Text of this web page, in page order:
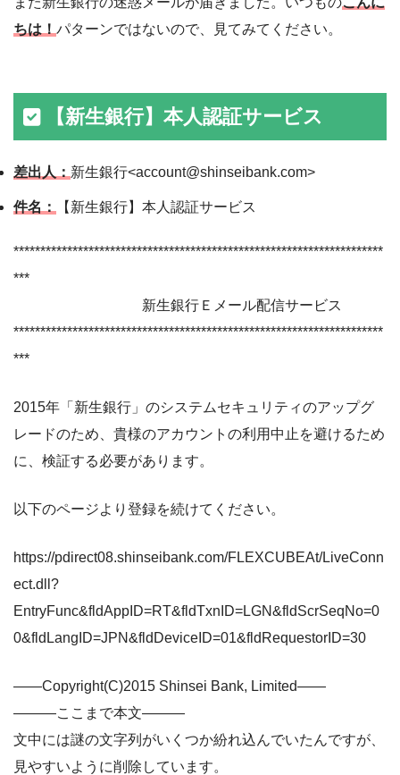
ちは！ パターンではないので、見てみてください。
【新生銀行】本人認証サービス
差出人： 新生銀行<account@shinseibank.com>
件名： 【新生銀行】本人認証サービス
*********************************************************************
***
新生銀行Ｅメール配信サービス
*********************************************************************
***
2015年「新生銀行」のシステムセキュリティのアップグ
レードのため、貴様のアカウントの利用中止を避けるため
に、検証する必要があります。
以下のページより登録を続けてください。
https://pdirect08.shinseibank.com/FLEXCUBEAt/LiveConn
ect.dll?
EntryFunc&fldAppID=RT&fldTxnID=LGN&fldScrSeqNo=0
0&fldLangID=JPN&fldDeviceID=01&fldRequestorID=30
――Copyright(C)2015 Shinsei Bank, Limited――
———ここまで本文———
文中には謎の文字列がいくつか紛れ込んでいたんですが、
見やすいように削除しています。